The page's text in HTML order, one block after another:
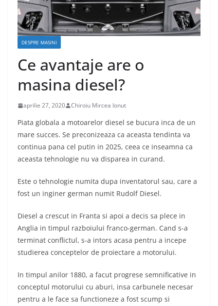
DESPRE MASINI
Ce avantaje are o
masina diesel?
aprilie 27, 2020 Chiroiu Mircea Ionut
Piata globala a motoarelor diesel se bucura inca de un
mare succes. Se preconizeaza ca aceasta tendinta va
continua pana cel putin in 2025, ceea ce inseamna ca
aceasta tehnologie nu va disparea in curand.
Este o tehnologie numita dupa inventatorul sau, care a
fost un inginer german numit Rudolf Diesel.
Diesel a crescut in Franta si apoi a decis sa plece in
Anglia in timpul razboiului franco-german. Cand s-a
terminat conflictul, s-a intors acasa pentru a incepe
studierea conceptelor de proiectare a motorului.
In timpul anilor 1880, a facut progrese semnificative in
conceptul motorului cu aburi, insa carbunele necesar
pentru a le face sa functioneze a fost scump si